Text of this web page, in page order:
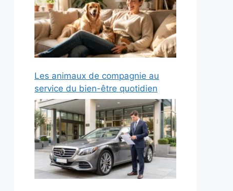
Les animaux de compagnie au
service du bien-être quotidien